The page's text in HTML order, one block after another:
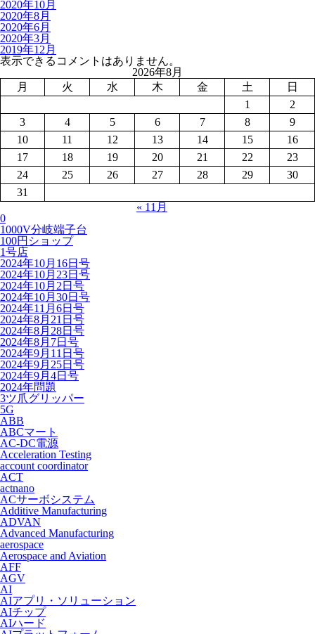
2020年10月
2020年8月
2020年6月
2020年3月
2019年12月
表示できるコメントはありません。
2026年8月
月
火 水 木 金 土
日
1
2
3
4 5 6 7 8
9
10
11 12 13 14 15
16
17
18 19 20 21 22
23
24
25 26 27 28 29
30
31
« 11月
0
1000V分岐端子台
100円ショップ
1号店
2024年10月16日号
2024年10月23日号
2024年10月2日号
2024年10月30日号
2024年11月6日号
2024年8月21日号
2024年8月28日号
2024年8月7日号
2024年9月11日号
2024年9月25日号
2024年9月4日号
2024年問題
3ツ爪グリッパー
5G
ABB
ABCマート
AC-DC電源
Acceleration Testing
account coordinator
ACT
actnano
ACサーボシステム
Additive Manufacturing
ADVAN
Advanced Manufacturing
aerospace
Aerospace and Aviation
AFF
AGV
AI
AIアプリ・ソリューション
AIチップ
AIハード